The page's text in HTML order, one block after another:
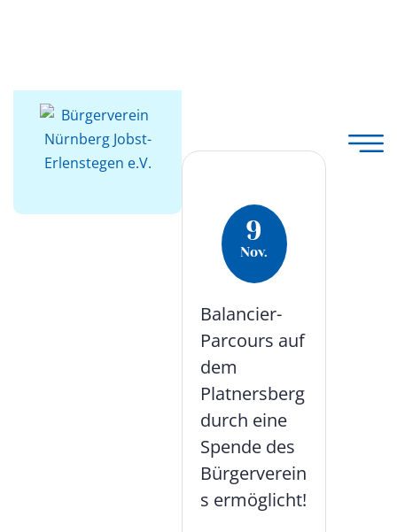
9
Nov.
Balancier-
Parcours auf
dem
Platnersberg
durch eine
Spende des
Bürgerverein
s ermöglicht!